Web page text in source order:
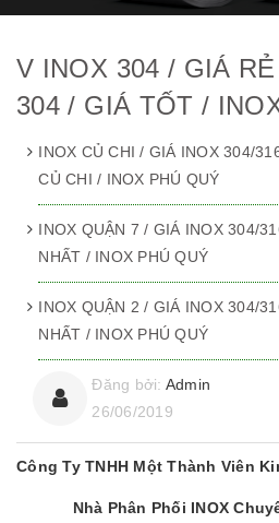
V INOX 304 / GIÁ
304 / GIÁ TỐT /
INOX CỦ CHI / GIÁ INOX 304/
CỦ CHI / INOX PHÚ QUÝ
INOX QUẬN 7 / GIÁ INOX 304/
NHẤT / INOX PHÚ QUÝ
INOX QUẬN 2 / GIÁ INOX 304/
NHẤT / INOX PHÚ QUÝ
Đăng bởi: Admin
26/06/2019
Công Ty TNHH Một Thành Viên
Nhà Phân Phối INOX